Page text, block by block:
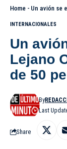
Home - Un avión se
INTERNACIONALES
Un
Lejano
de 50
Last
By
Share